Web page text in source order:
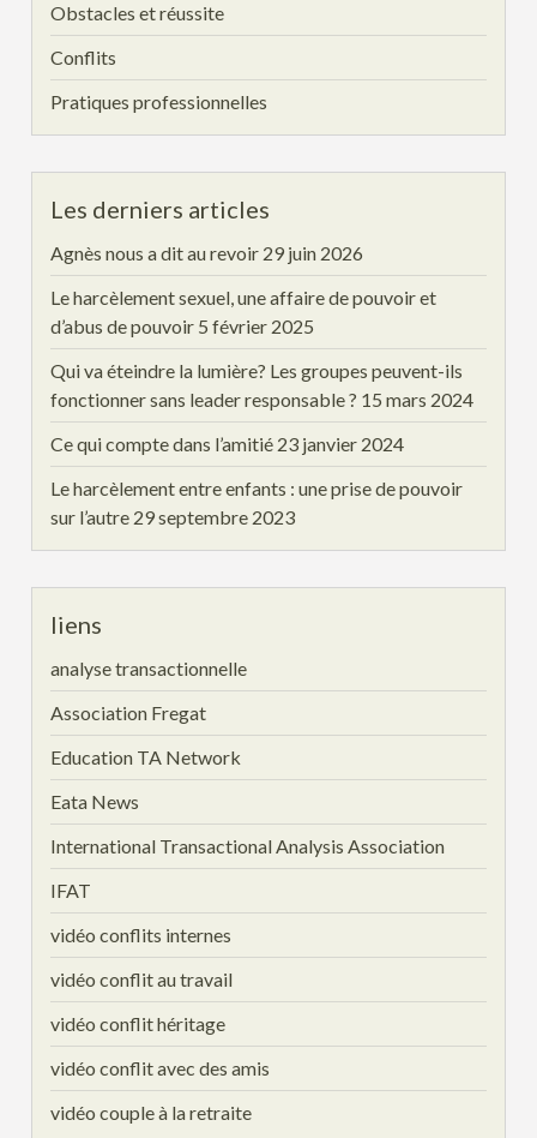
Obstacles et réussite
Conflits
Pratiques professionnelles
Les derniers articles
Agnès nous a dit au revoir 29 juin 2026
Le harcèlement sexuel, une affaire de pouvoir et
d’abus de pouvoir 5 février 2025
Qui va éteindre la lumière? Les groupes peuvent-ils
fonctionner sans leader responsable ? 15 mars 2024
Ce qui compte dans l’amitié 23 janvier 2024
Le harcèlement entre enfants : une prise de pouvoir
sur l’autre 29 septembre 2023
liens
analyse transactionnelle
Association Fregat
Education TA Network
Eata News
International Transactional Analysis Association
IFAT
vidéo conflits internes
vidéo conflit au travail
vidéo conflit héritage
vidéo conflit avec des amis
vidéo couple à la retraite